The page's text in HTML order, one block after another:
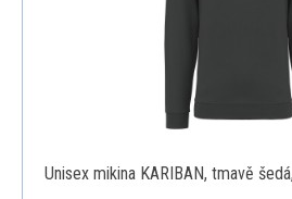
Unisex mikina KARIBAN, tmavě